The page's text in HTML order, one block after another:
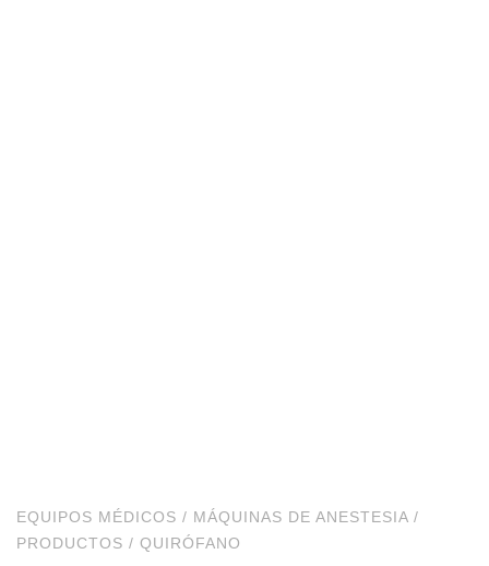
EQUIPOS MÉDICOS / MÁQUINAS DE ANESTESIA /
PRODUCTOS / QUIRÓFANO